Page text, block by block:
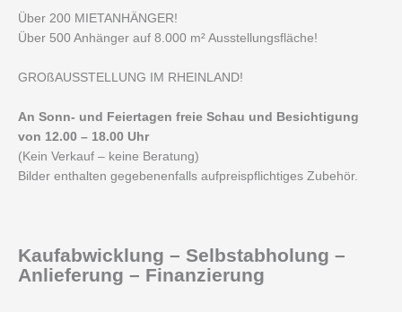
Über 200 MIETANHÄNGER!
Über 500 Anhänger auf 8.000 m² Ausstellungsfläche!
GROßAUSSTELLUNG IM RHEINLAND!
An Sonn- und Feiertagen freie Schau und Besichtigung
von 12.00 – 18.00 Uhr
(Kein Verkauf – keine Beratung)
Bilder enthalten gegebenenfalls aufpreispflichtiges Zubehör.
Kaufabwicklung – Selbstabholung –
Anlieferung – Finanzierung